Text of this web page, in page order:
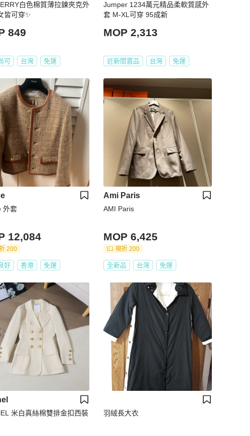
白色棉質薄拉鍊夾克外
皆可穿✨
849
可 台灣 免運
Jumper 1234萬元精品柔軟質感外
套 M-XL可穿 95成新
MOP 2,313
近新閒置品 台灣 免運
外套
12,084
200
好 香港 免運
Ami Paris
AMI Paris
MOP 6,425
現折 200
全新品 台灣 免運
米白真絲棉雙排金扣西裝
羽絨長大衣